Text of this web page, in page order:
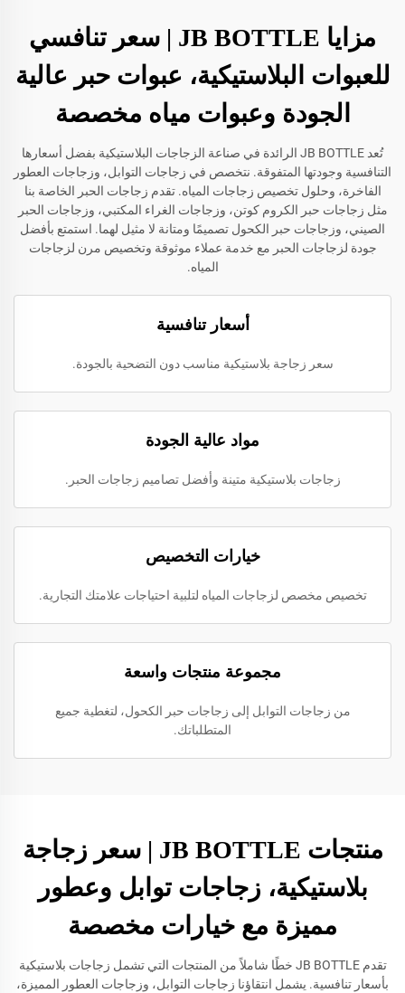
مزايا JB BOTTLE | سعر تنافسي
للعبوات البلاستيكية، عبوات حبر عالية
الجودة وعبوات مياه مخصصة
تُعد JB BOTTLE الرائدة في صناعة الزجاجات البلاستيكية بفضل أسعارها
التنافسية وجودتها المتفوقة. نتخصص في زجاجات التوابل، وزجاجات العطور
الفاخرة، وحلول تخصيص زجاجات المياه. تقدم زجاجات الحبر الخاصة بنا
مثل زجاجات حبر الكروم كوتن، وزجاجات الغراء المكتبي، وزجاجات الحبر
الصيني، وزجاجات حبر الكحول تصميمًا ومتانة لا مثيل لهما. استمتع بأفضل
جودة لزجاجات الحبر مع خدمة عملاء موثوقة وتخصيص مرن لزجاجات
المياه.
أسعار تنافسية
سعر زجاجة بلاستيكية مناسب دون التضحية بالجودة.
مواد عالية الجودة
زجاجات بلاستيكية متينة وأفضل تصاميم زجاجات الحبر.
خيارات التخصيص
تخصيص مخصص لزجاجات المياه لتلبية احتياجات علامتك التجارية.
مجموعة منتجات واسعة
من زجاجات التوابل إلى زجاجات حبر الكحول، لتغطية جميع
المتطلباتك.
منتجات JB BOTTLE | سعر زجاجة
بلاستيكية، زجاجات توابل وعطور
مميزة مع خيارات مخصصة
تقدم JB BOTTLE خطًا شاملاً من المنتجات التي تشمل زجاجات بلاستيكية
بأسعار تنافسية. يشمل انتقاؤنا زجاجات التوابل، وزجاجات العطور المميزة،